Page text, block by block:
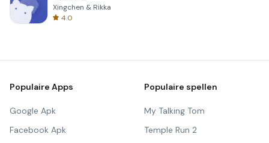
Xingchen & Rikka
4.0
Populaire Apps
Google Apk
Facebook Apk
Populaire spellen
My Talking Tom
Temple Run 2